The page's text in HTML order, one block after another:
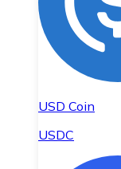
USD Coin
USDC